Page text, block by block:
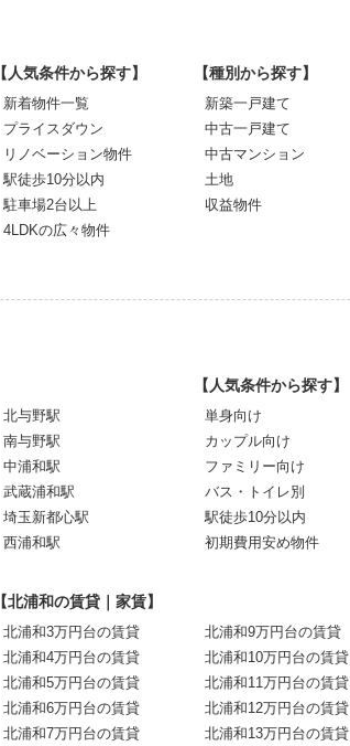
【人気条件から探す】
新着物件一覧
プライスダウン
リノベーション物件
駅徒歩10分以内
駐車場2台以上
4LDKの広々物件
【種別から探す】
新築一戸建て
中古一戸建て
中古マンション
土地
収益物件
北与野駅
南与野駅
中浦和駅
武蔵浦和駅
埼玉新都心駅
西浦和駅
【人気条件から探す】
単身向け
カップル向け
ファミリー向け
バス・トイレ別
駅徒歩10分以内
初期費用安め物件
【北浦和の賃貸｜家賃】
北浦和3万円台の賃貸
北浦和4万円台の賃貸
北浦和5万円台の賃貸
北浦和6万円台の賃貸
北浦和7万円台の賃貸
北浦和9万円台の賃貸
北浦和10万円台の賃貸
北浦和11万円台の賃貸
北浦和12万円台の賃貸
北浦和13万円台の賃貸